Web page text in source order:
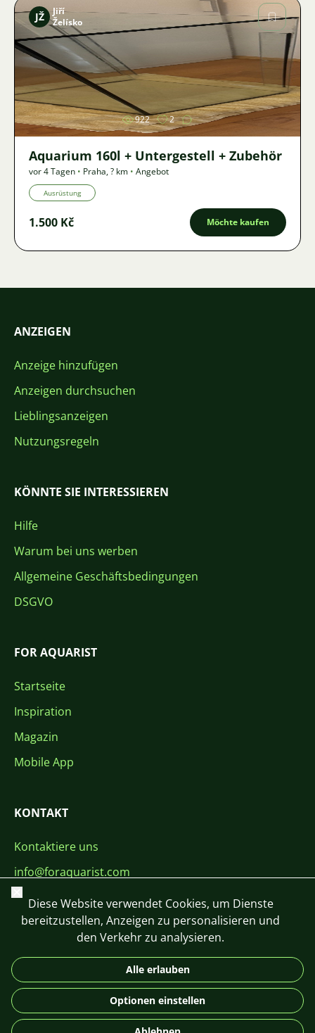
Bild
JŽ
Jiří
Želísko
922 2
Aquarium 160l + Untergestell + Zubehör
vor 4 Tagen • Praha,? km • Angebot
Ausrüstung
1.500 Kč Möchte kaufen
ANZEIGEN
Anzeige hinzufügen
Anzeigen durchsuchen
Lieblingsanzeigen
Nutzungsregeln
KÖNNTE SIE INTERESSIEREN
Hilfe
Warum bei uns werben
Allgemeine Geschäftsbedingungen
DSGVO
FOR AQUARIST
Startseite
Inspiration
Magazin
Mobile App
KONTAKT
Kontaktiere uns
info@foraquarist.com
+420 603 449 602
DE
© 2026 For Aquarist
Schließen
Diese Website verwendet Cookies, um Dienste
bereitzustellen, Anzeigen zu personalisieren und
den Verkehr zu analysieren.
Alle erlauben
Optionen einstellen